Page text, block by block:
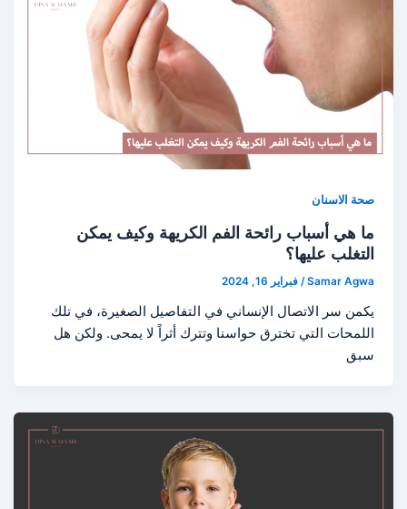
صحة الاسنان
ما هي أسباب رائحة الفم الكريهة وكيف يمكن
التغلب عليها؟
Samar Agwa
/فبراير 16, 2024
يكمن سر الاتصال الإنساني في التفاصيل الصغيرة، في تلك
اللمحات التي تخترق حواسنا وتترك أثراً لا يمحى. ولكن هل
سبق